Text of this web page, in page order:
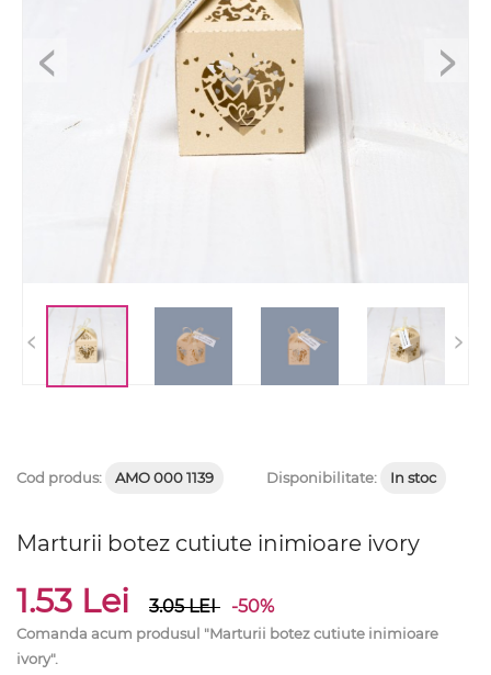
< >
< >
Cod produs: AMO 000 1139 Disponibilitate: In stoc
Marturii botez cutiute inimioare ivory
1.53 Lei 3.05LEI -50%
Comanda acum produsul "Marturii botez cutiute inimioare
ivory".